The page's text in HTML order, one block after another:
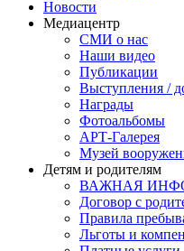
Новости
Медиацентр
СМИ о нас
Наши видео
Публикации
Выступления /
Награды
Фотоальбомы
АРТ-Галерея
Музей
Детям и родителям
ВАЖНАЯ
Договор с
Правила
Льготы и